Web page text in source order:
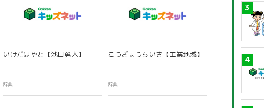
いけだはやと【池田勇人】
辞典
こうぎょうちいき【工業地域】
辞典